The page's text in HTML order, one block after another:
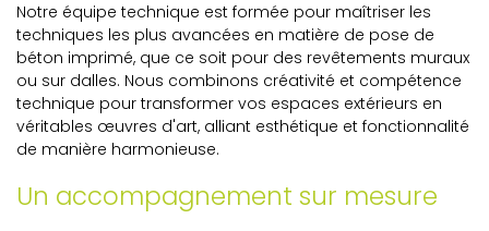
Notre équipe technique est formée pour maîtriser les
techniques les plus avancées en matière de pose de
béton imprimé, que ce soit pour des revêtements muraux
ou sur dalles. Nous combinons créativité et compétence
technique pour transformer vos espaces extérieurs en
véritables œuvres d'art, alliant esthétique et fonctionnalité
de manière harmonieuse.
Un accompagnement sur mesure